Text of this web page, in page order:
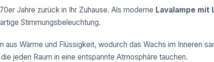
Jahre zurück in Ihr Zuhause. Als moderne Lavalampe mit
Stimmungsbeleuchtung.
Wärme und Flüssigkeit, wodurch das Wachs im Inneren
jeden Raum in eine entspannte Atmosphäre tauchen.